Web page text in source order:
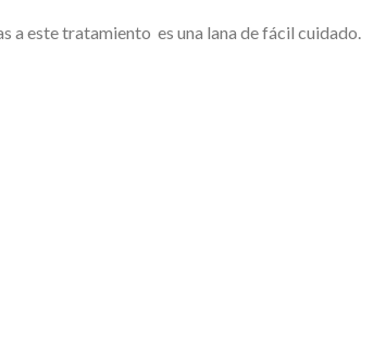
a este tratamiento es una lana de fácil cuidado.